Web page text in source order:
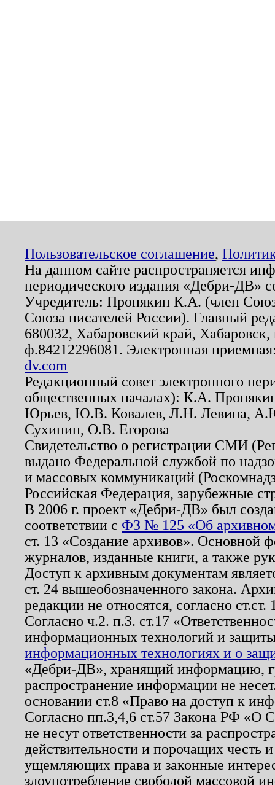
Пользовательское соглашение,
На данном сайте распространяется
периодического издания «Дебри-ДВ»
Учредитель: Пронякин К.А. (член
Союза писателей России). Главный
680032, Хабаровский край,
ф.84212296081. Электронная
dv.com
Редакционный совет электронного
общественных началах): К.А.
Юрьев, Ю.В. Ковалев, Л.Н. Левина,
Сухинин, О.В. Егорова
Свидетельство о регистрации СМИ
выдано Федеральной службой по
и массовых коммуникаций
Российская Федерация, зарубежные
В 2006 г. проект «Дебри-ДВ» был
соответствии с ФЗ № 125 «Об
ст. 13 «Создание архивов». Основной
журналов, изданные книги, а также
Доступ к архивным документам
ст. 24 вышеобозначенного закона.
редакции не относятся, согласно
Согласно ч.2. п.3. ст.17
информационных технологий и
информационных технологиях и о
«Дебри-ДВ», хранящий информацию,
распространение информации не
основании ст.8 «Право на доступ к
Согласно пп.3,4,6 ст.57 Закона РФ «О
не несут ответственности за
действительности и порочащих честь
ущемляющих права и законные
злоупотребление свободой массовой